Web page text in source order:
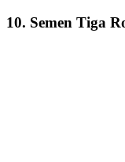
10. Semen Tiga